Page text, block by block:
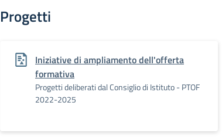
Progetti
Iniziative di ampliamento dell'offerta
formativa
Progetti deliberati dal Consiglio di Istituto - PTOF
2022-2025